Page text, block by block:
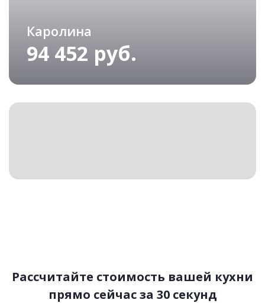
Каролина
94 452 руб.
85 060 руб.
Рассчитайте стоимость вашей кухни
прямо сейчас за 30 секунд